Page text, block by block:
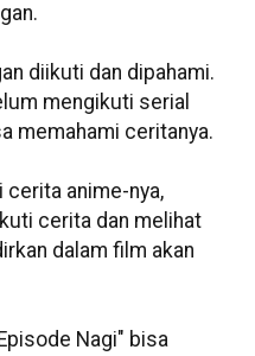
diikuti dan dipahami.
mengikuti serial
memahami ceritanya.
cerita anime-nya,
cerita dan melihat
dalam film akan
Nagi" bisa